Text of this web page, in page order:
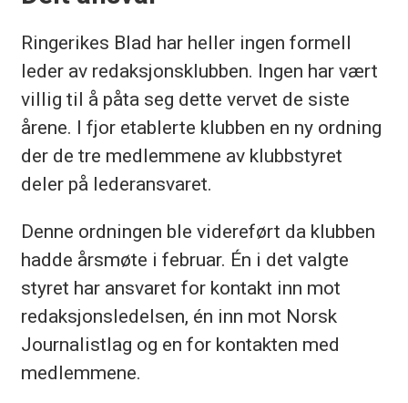
Ringerikes Blad har heller ingen formell
leder av redaksjonsklubben. Ingen har vært
villig til å påta seg dette vervet de siste
årene. I fjor etablerte klubben en ny ordning
der de tre medlemmene av klubbstyret
deler på lederansvaret.
Denne ordningen ble videreført da klubben
hadde årsmøte i februar. Én i det valgte
styret har ansvaret for kontakt inn mot
redaksjonsledelsen, én inn mot Norsk
Journalistlag og en for kontakten med
medlemmene.